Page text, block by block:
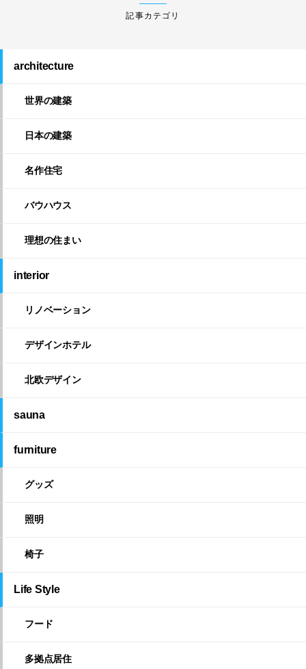
architecture
世界の建築
日本の建築
名作住宅
バウハウス
理想の住まい
interior
リノベーション
デザインホテル
北欧デザイン
sauna
furniture
グッズ
照明
椅子
Life Style
フード
多拠点居住